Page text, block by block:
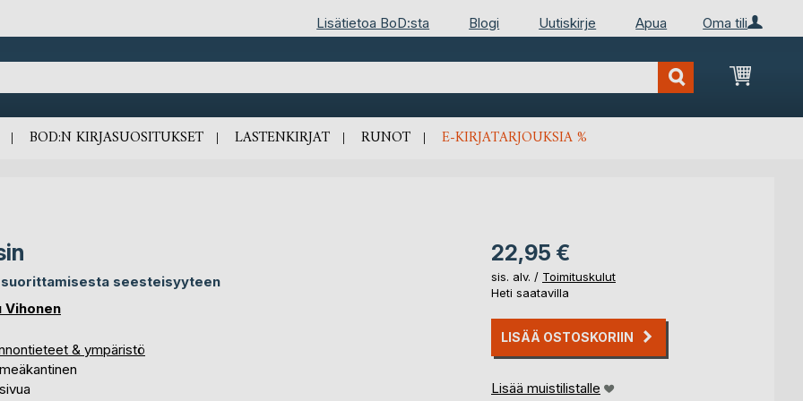
Oma tili
Lisätietoa BoD:sta Blogi Uutiskirje Apua
BOD:N KIRJASUOSITUKSET LASTENKIRJAT RUNOT E-KIRJATARJOUKSIA %
seesteisyyteen
Vihonen
& ympäristö
22,95 €
sis. alv. / Toimituskulut
Heti saatavilla
LISÄÄ OSTOSKORIIN
Lisää muistilistalle